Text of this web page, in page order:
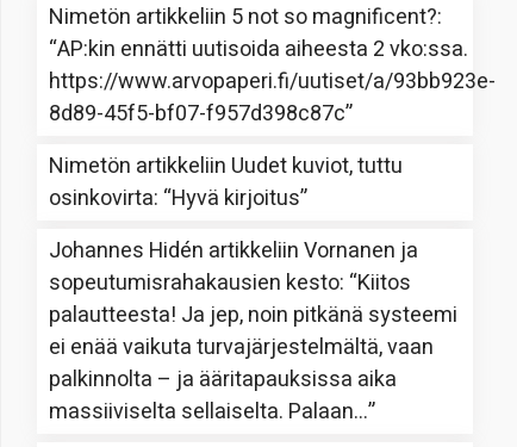
Nimetön artikkeliin 5 not so magnificent?:
“AP:kin ennätti uutisoida aiheesta 2 vko:ssa.
https://www.arvopaperi.fi/uutiset/a/93bb923e-
8d89-45f5-bf07-f957d398c87c”
Nimetön artikkeliin Uudet kuviot, tuttu
osinkovirta: “Hyvä kirjoitus”
Johannes Hidén artikkeliinVornanen ja
sopeutumisrahakausien kesto: “Kiitos
palautteesta! Ja jep, noin pitkänä systeemi
ei enää vaikuta turvajärjestelmältä, vaan
palkinnolta – ja ääritapauksissa aika
massiiviselta sellaiselta. Palaan…”